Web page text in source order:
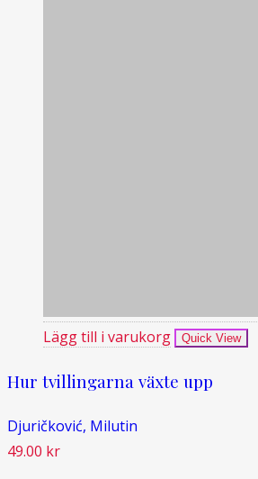
Lägg till i varukorg Quick View
Hur tvillingarna växte upp
Djuričković, Milutin
49.00 kr